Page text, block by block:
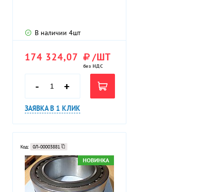
В наличии 4шт
174 324,07 /ШТ
без НДС
- +
ЗАЯВКА В 1 КЛИК
Код: 0Л-00003881
НОВИНКА